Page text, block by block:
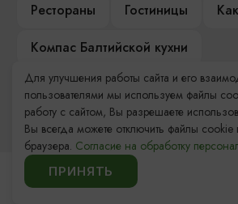
Рестораны
Гостиницы
Компас Балтийской кухни
Настоящий Калининградец
Контакты Туристского
Для улучшения работы сайта и его
пользователями мы используем файлы
работу с сайтом, Вы разрешаете
Вы всегда можете отключить файлы cookie
браузера. Согласие на обработку
ПРИНЯТЬ